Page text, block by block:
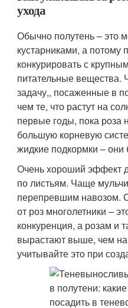
ухода
Обычно полутень – это
кустарниками, а потому
конкурировать с
питательные вещества.
задачу,, посаженные в
чем те, что растут на
первые годы, пока роза
большую корневую
жидкие подкормки –
Очень хороший эффект
по листьям. Чаще
перепревшим навозом.
от роз многолетники –
конкуренция, а розам и
вырастают выше, чем
учитывайте это при